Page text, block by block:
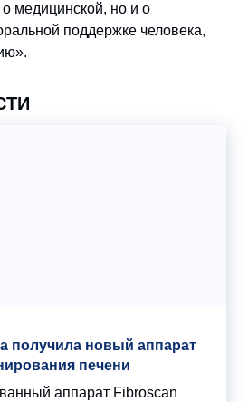
о медицинской, но и о
поддержке человека,
получила новый аппарат
печени
аппарат Fibroscan